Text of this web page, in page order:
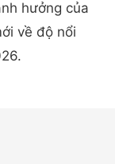
hưởng của
về độ nổi